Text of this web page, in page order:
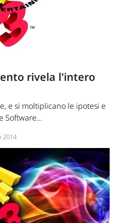
rivela l'intero
e si moltiplicano le ipotesi e
Software...
2014